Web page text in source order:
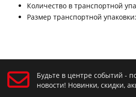
Количество в транспортной
Размер транспортной
Будьте в центре событий -
новости! Новинки, скидки,